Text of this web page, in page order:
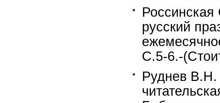
русский
С.5-6.-
Руднев В.Н.